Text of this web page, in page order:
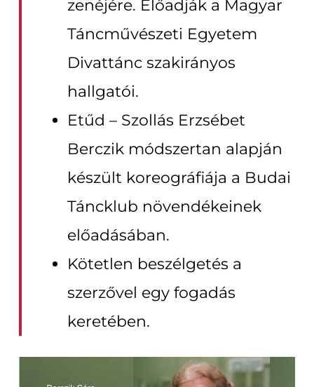
zenéjére. Előadják a Magyar
Táncművészeti Egyetem
Divattánc szakirányos
hallgatói.
Etűd – Szollás Erzsébet
Berczik módszertan alapján
készült koreográfiája a Budai
Táncklub növendékeinek
előadásában.
Kötetlen beszélgetés a
szerzővel egy fogadás
keretében.